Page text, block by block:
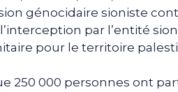
génocidaire sioniste
par l’entité
pour le territoire
250 000 personnes ont